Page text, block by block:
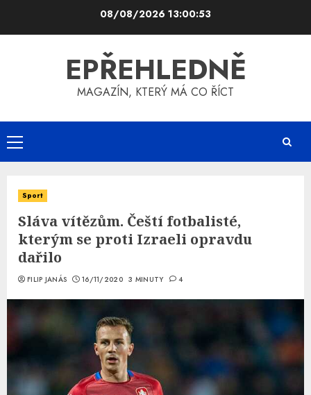
08/08/2026 13:00:54
EPŘEHLEDNĚ
MAGAZÍN, KTERÝ MÁ CO ŘÍCT
Primary
Menu
Sport
Sláva vítězům. Čeští fotbalisté,
kterým se proti Izraeli opravdu
dařilo
FILIP JANÁS 16/11/2020 3 MINUTY 4